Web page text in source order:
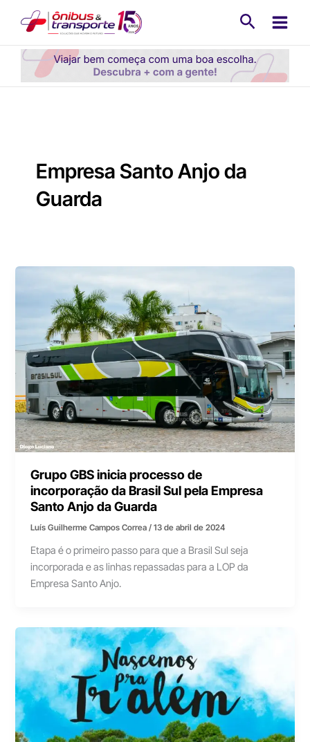
conteúdo
Empresa Santo Anjo da
Guarda
Grupo GBS inicia processo de
incorporação da Brasil Sul pela Empresa
Santo Anjo da Guarda
Luís Guilherme Campos Correa/13 de abril de 2024
Etapa é o primeiro passo para que a Brasil Sul seja
incorporada e as linhas repassadas para a LOP da
Empresa Santo Anjo.